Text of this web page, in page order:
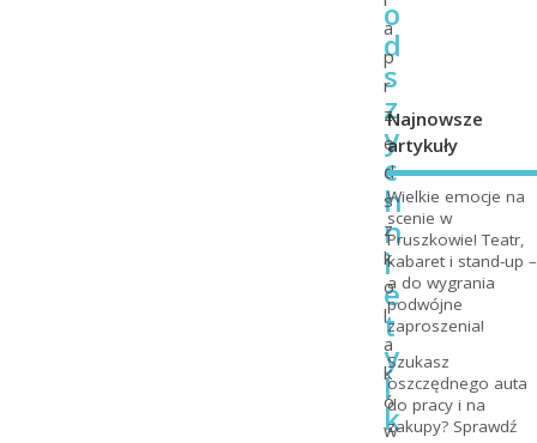
o
d
s
z
y
c
h
n
i
e
t
y
l
k
a
p
r
z
e
d
s
z
k
o
l
a
k
ó
w
Najnowsze
artykuły
Wielkie emocje na
scenie w
Pruszkowie! Teatr,
kabaret i stand-up –
a do wygrania
podwójne
zaproszenia!
Szukasz
oszczędnego auta
do pracy i na
zakupy? Sprawdź